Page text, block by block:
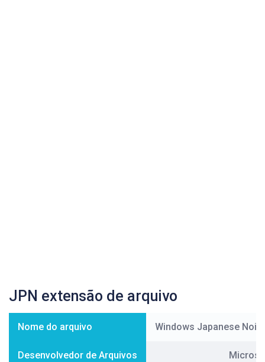
JPN extensão de arquivo
Nome do arquivo Windows Japanese
Desenvolvedor de Arquivos